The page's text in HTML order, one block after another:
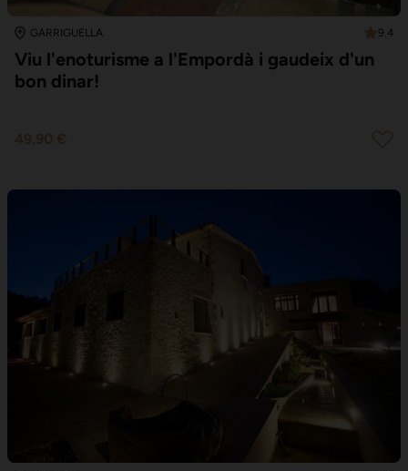
GARRIGUELLA 9.4
Viu l'enoturisme a l'Empordà i gaudeix d'un
bon dinar!